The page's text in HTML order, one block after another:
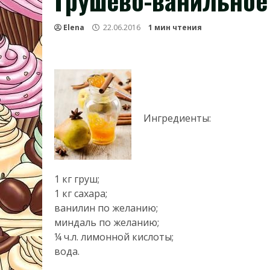
Elena 22.06.2016 1 мин чтения
Ингредиенты:
1 кг груш;
1 кг сахара;
ванилин по желанию;
миндаль по желанию;
¼ ч.л. лимонной кислоты;
вода.